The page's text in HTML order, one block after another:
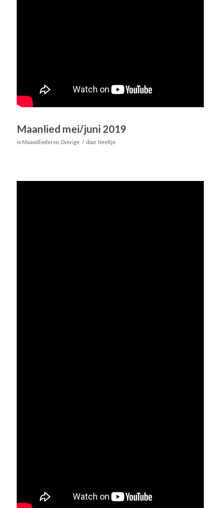
Maanlied mei/juni 2019
in Maandliederen Overige / door Neeltje